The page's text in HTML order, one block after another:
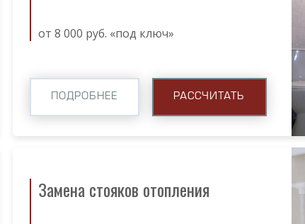
от 8 000 руб. «под ключ»
ПОДРОБНЕЕ РАССЧИТАТЬ
Замена стояков отопления